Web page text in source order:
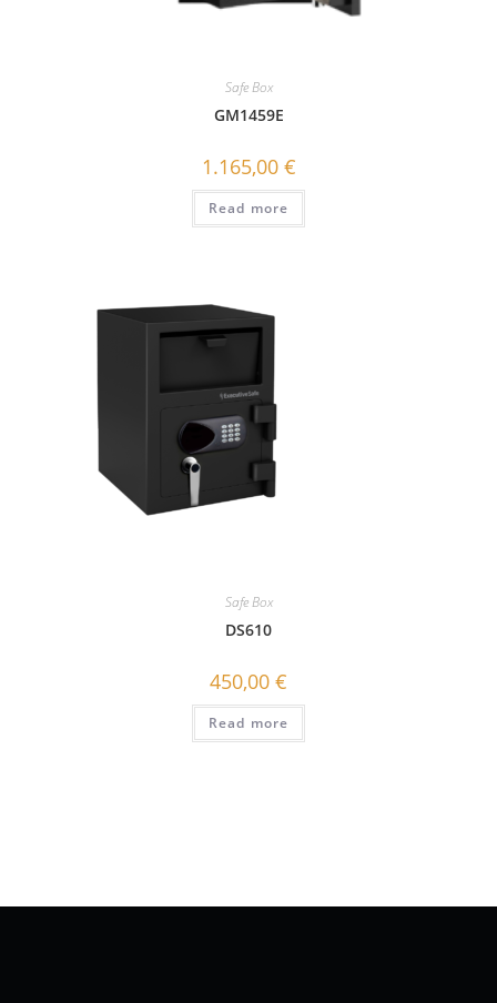
Safe Box
GΜ1459E
1.165,00 €
Read more
Safe Box
DS610
450,00 €
Read more